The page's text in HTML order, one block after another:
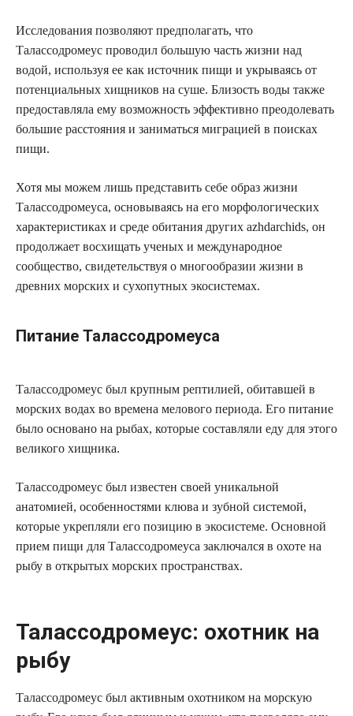
Исследования позволяют предполагать, что
Талассодромеус проводил большую часть жизни над
водой, используя ее как источник пищи и укрываясь от
потенциальных хищников на суше. Близость воды также
предоставляла ему возможность эффективно преодолевать
большие расстояния и заниматься миграцией в поисках
пищи.
Хотя мы можем лишь представить себе образ жизни
Талассодромеуса, основываясь на его морфологических
характеристиках и среде обитания других azhdarchids, он
продолжает восхищать ученых и международное
сообщество, свидетельствуя о многообразии жизни в
древних морских и сухопутных экосистемах.
Питание Талассодромеуса
Талассодромеус был крупным рептилией, обитавшей в
морских водах во времена мелового периода. Его питание
было основано на рыбах, которые составляли еду для этого
великого хищника.
Талассодромеус был известен своей уникальной
анатомией, особенностями клюва и зубной системой,
которые укрепляли его позицию в экосистеме. Основной
прием пищи для Талассодромеуса заключался в охоте на
рыбу в открытых морских пространствах.
Талассодромеус: охотник на
рыбу
Талассодромеус был активным охотником на морскую